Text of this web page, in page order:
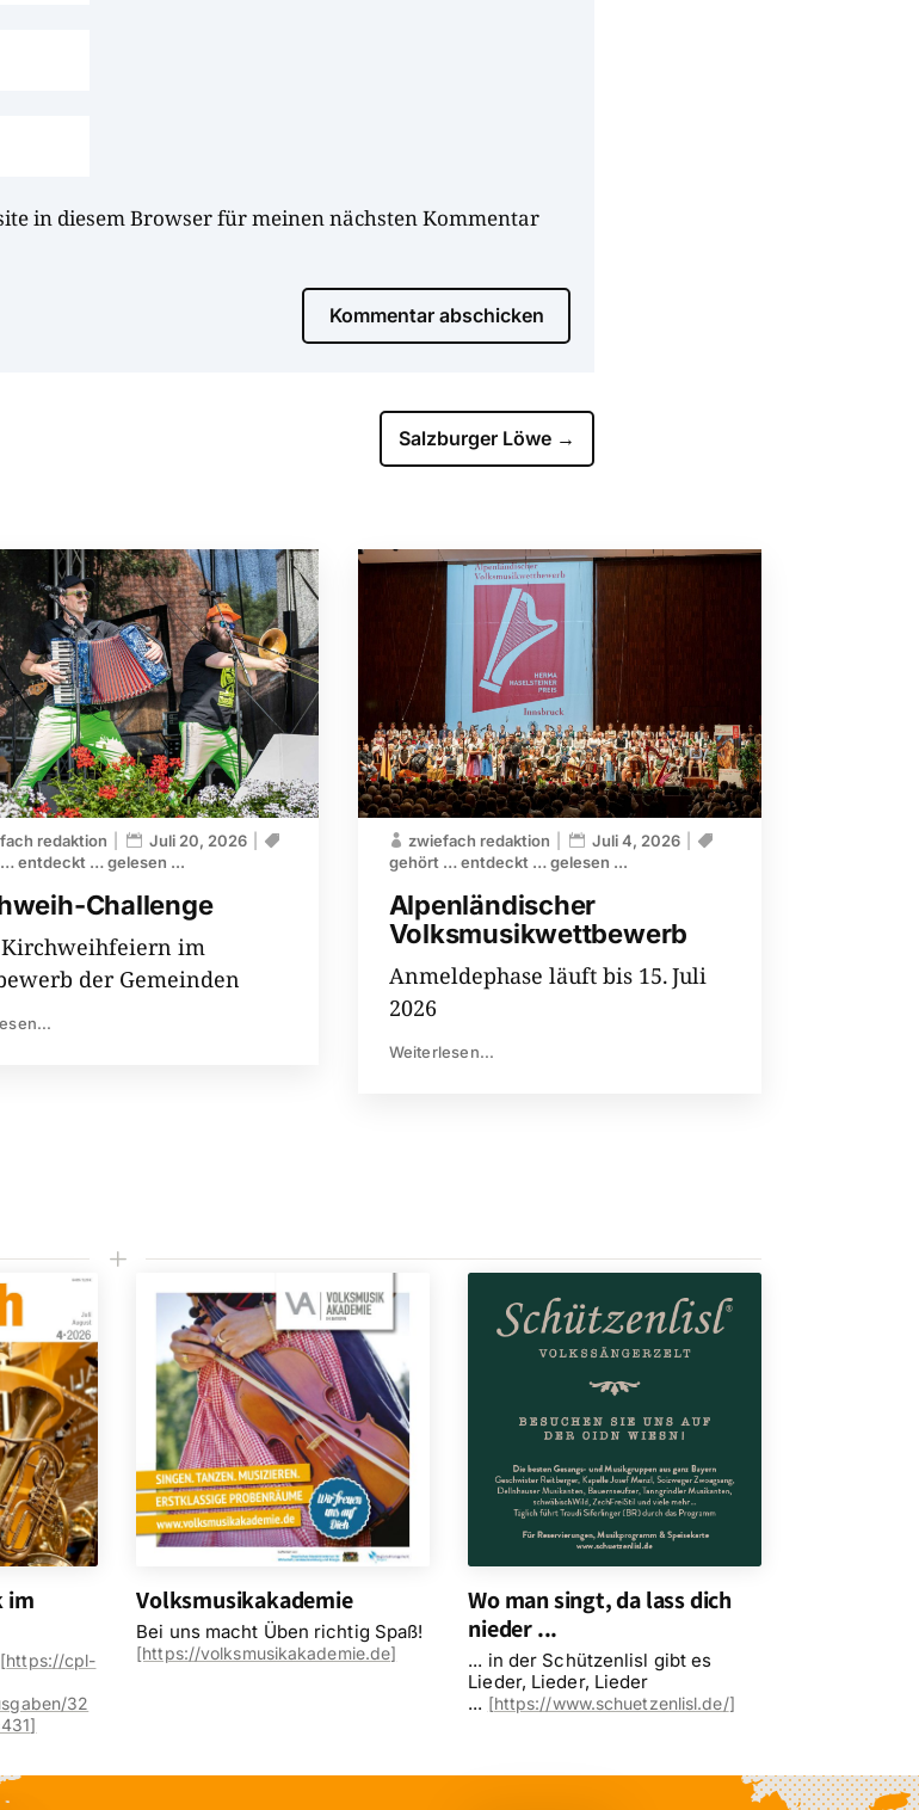
in diesem Browser für meinen nächsten Kommentar
Kommentar abschicken
Salzburger Löwe →
​Challenge
redaktion
Juli 20, 2026
entdeckt … gelesen ...
im
der Gemeinden
Alpenländischer
Volksmusikwettbewerb
zwiefach redaktion
Juli 4, 2026
gehört … entdeckt … gelesen ...
Anmeldephase läuft bis 15. Juli
2026
Weiterlesen...
L
im
[https://cpl-
32
]
Volksmusikakademie
Bei uns macht Üben richtig Spaß!
[https://volksmusikakademie.de]
Wo man singt, da lass dich
nieder ...
... in der Schützenlisl gibt es
Lieder, Lieder, Lieder
... [https://www.schuetzenlisl.de/]